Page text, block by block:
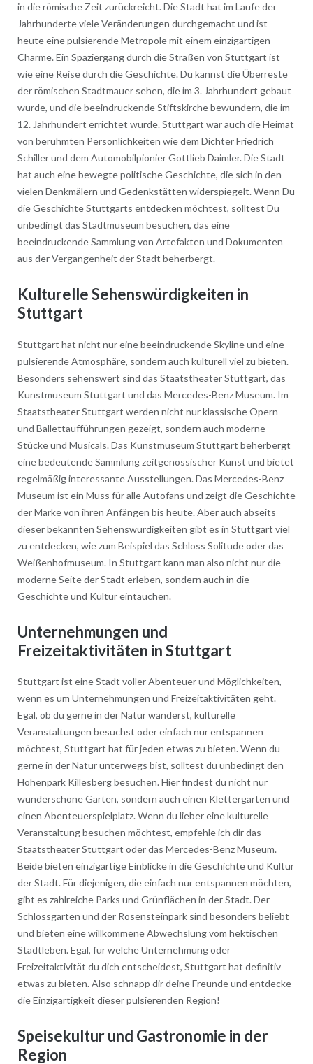
in die römische Zeit zurückreicht. Die Stadt hat im Laufe der
Jahrhunderte viele Veränderungen durchgemacht und ist
heute eine pulsierende Metropole mit einem einzigartigen
Charme. Ein Spaziergang durch die Straßen von Stuttgart ist
wie eine Reise durch die Geschichte. Du kannst die Überreste
der römischen Stadtmauer sehen, die im 3. Jahrhundert gebaut
wurde, und die beeindruckende Stiftskirche bewundern, die im
12. Jahrhundert errichtet wurde. Stuttgart war auch die Heimat
von berühmten Persönlichkeiten wie dem Dichter Friedrich
Schiller und dem Automobilpionier Gottlieb Daimler. Die Stadt
hat auch eine bewegte politische Geschichte, die sich in den
vielen Denkmälern und Gedenkstätten widerspiegelt. Wenn Du
die Geschichte Stuttgarts entdecken möchtest, solltest Du
unbedingt das Stadtmuseum besuchen, das eine
beeindruckende Sammlung von Artefakten und Dokumenten
aus der Vergangenheit der Stadt beherbergt.
Kulturelle Sehenswürdigkeiten in
Stuttgart
Stuttgart hat nicht nur eine beeindruckende Skyline und eine
pulsierende Atmosphäre, sondern auch kulturell viel zu bieten.
Besonders sehenswert sind das Staatstheater Stuttgart, das
Kunstmuseum Stuttgart und das Mercedes-Benz Museum. Im
Staatstheater Stuttgart werden nicht nur klassische Opern
und Ballettaufführungen gezeigt, sondern auch moderne
Stücke und Musicals. Das Kunstmuseum Stuttgart beherbergt
eine bedeutende Sammlung zeitgenössischer Kunst und bietet
regelmäßig interessante Ausstellungen. Das Mercedes-Benz
Museum ist ein Muss für alle Autofans und zeigt die Geschichte
der Marke von ihren Anfängen bis heute. Aber auch abseits
dieser bekannten Sehenswürdigkeiten gibt es in Stuttgart viel
zu entdecken, wie zum Beispiel das Schloss Solitude oder das
Weißenhofmuseum. In Stuttgart kann man also nicht nur die
moderne Seite der Stadt erleben, sondern auch in die
Geschichte und Kultur eintauchen.
Unternehmungen und
Freizeitaktivitäten in Stuttgart
Stuttgart ist eine Stadt voller Abenteuer und Möglichkeiten,
wenn es um Unternehmungen und Freizeitaktivitäten geht.
Egal, ob du gerne in der Natur wanderst, kulturelle
Veranstaltungen besuchst oder einfach nur entspannen
möchtest, Stuttgart hat für jeden etwas zu bieten. Wenn du
gerne in der Natur unterwegs bist, solltest du unbedingt den
Höhenpark Killesberg besuchen. Hier findest du nicht nur
wunderschöne Gärten, sondern auch einen Klettergarten und
einen Abenteuerspielplatz. Wenn du lieber eine kulturelle
Veranstaltung besuchen möchtest, empfehle ich dir das
Staatstheater Stuttgart oder das Mercedes-Benz Museum.
Beide bieten einzigartige Einblicke in die Geschichte und Kultur
der Stadt. Für diejenigen, die einfach nur entspannen möchten,
gibt es zahlreiche Parks und Grünflächen in der Stadt. Der
Schlossgarten und der Rosensteinpark sind besonders beliebt
und bieten eine willkommene Abwechslung vom hektischen
Stadtleben. Egal, für welche Unternehmung oder
Freizeitaktivität du dich entscheidest, Stuttgart hat definitiv
etwas zu bieten. Also schnapp dir deine Freunde und entdecke
die Einzigartigkeit dieser pulsierenden Region!
Speisekultur und Gastronomie in der
Region